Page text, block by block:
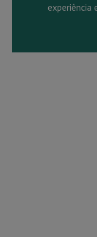
experiência